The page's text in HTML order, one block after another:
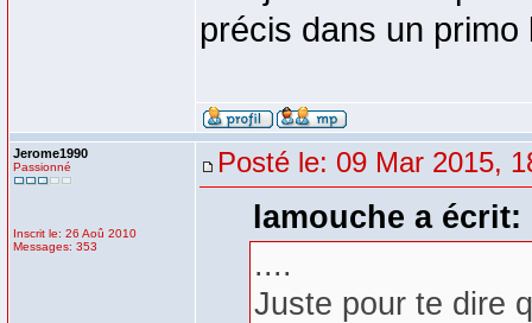
précis dans un primo
Jerome1990
Passionné
Inscrit le: 26 Aoû 2010
Messages: 353
Posté le: 09 Mar 2015,
lamouche a écrit:
....
Juste pour te dire